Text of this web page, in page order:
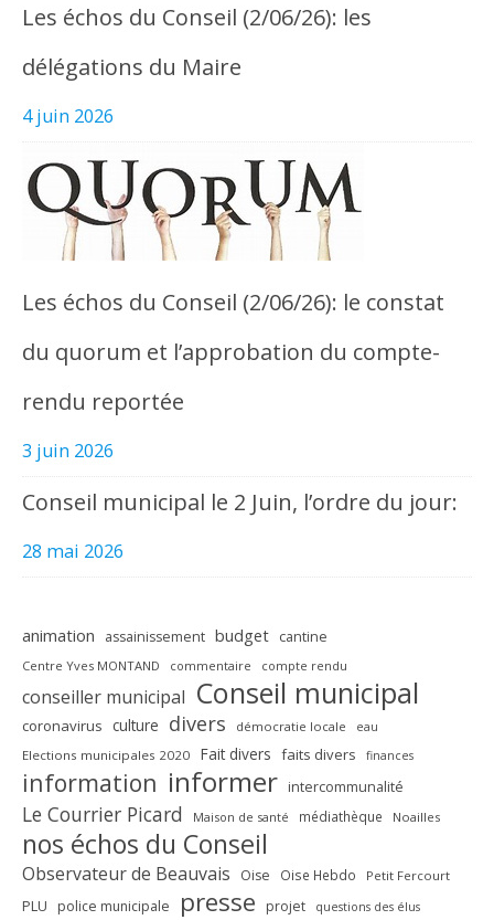
Les échos du Conseil (2/06/26): les
délégations du Maire
4 juin 2026
Les échos du Conseil (2/06/26): le constat
du quorum et l’approbation du compte-
rendu reportée
3 juin 2026
Conseil municipal le 2 Juin, l’ordre du jour:
28 mai 2026
animation assainissement budget cantine
Centre Yves MONTAND commentaire compte rendu
conseiller municipal Conseil municipal
coronavirus culture divers démocratie locale eau
Elections municipales 2020 Fait divers faits divers finances
information informer intercommunalité
Le Courrier Picard Maison de santé médiathèque Noailles
nos échos du Conseil
Observateur de Beauvais Oise Oise Hebdo Petit Fercourt
PLU police municipale presse projet questions des élus